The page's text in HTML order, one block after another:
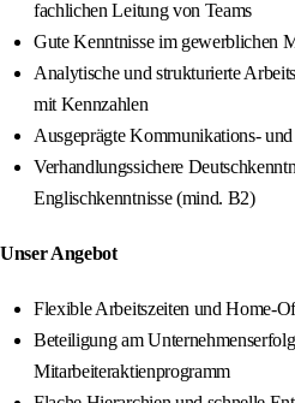
fachlichen Leitung von Teams
Gute Kenntnisse im gewerblichen
Analytische und strukturierte
mit Kennzahlen
Ausgeprägte Kommunikations-
Verhandlungssichere
Englischkenntnisse (mind. B2)
Unser Angebot
Flexible Arbeitszeiten und Home-
Beteiligung am
Mitarbeiteraktienprogramm